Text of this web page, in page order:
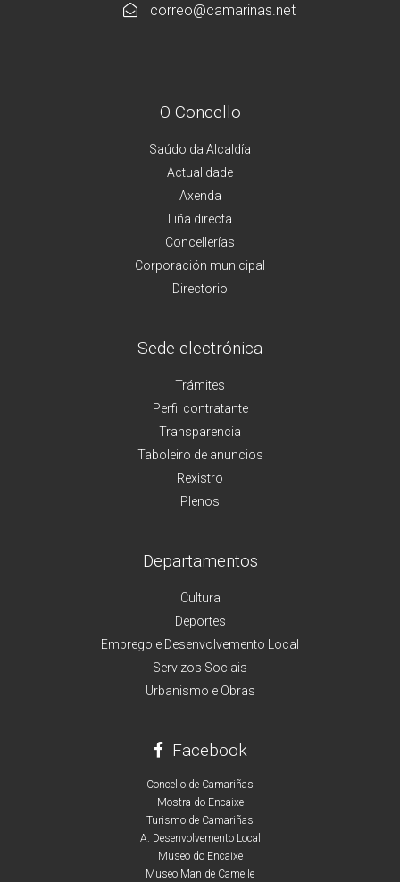
correo@camarinas.net
O Concello
Saúdo da Alcaldía
Actualidade
Axenda
Liña directa
Concellerías
Corporación municipal
Directorio
Sede electrónica
Trámites
Perfil contratante
Transparencia
Taboleiro de anuncios
Rexistro
Plenos
Departamentos
Cultura
Deportes
Emprego e Desenvolvemento Local
Servizos Sociais
Urbanismo e Obras
Facebook
Concello de Camariñas
Mostra do Encaixe
Turismo de Camariñas
A. Desenvolvemento Local
Museo do Encaixe
Museo Man de Camelle